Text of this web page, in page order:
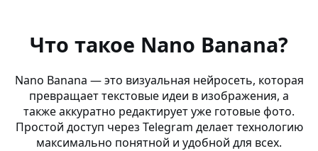
Нейросеть для фото (Motorola) — нейросеть Nano
AI Background Editor (прокси-сервер) — безлимитная
AI cards — NovelAI — генерация артов Nano Banana
Что такое Nano Banana?
Nano Banana — это визуальная нейросеть, которая
превращает текстовые идеи в изображения, а
также аккуратно редактирует уже готовые фото.
Простой доступ через Telegram делает технологию
максимально понятной и удобной для всех.